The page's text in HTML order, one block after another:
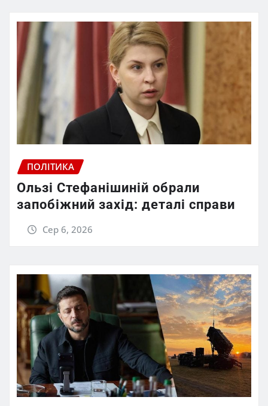
ПОЛІТИКА
Ользі Стефанішиній обрали
запобіжний захід: деталі справи
Сер 6, 2026